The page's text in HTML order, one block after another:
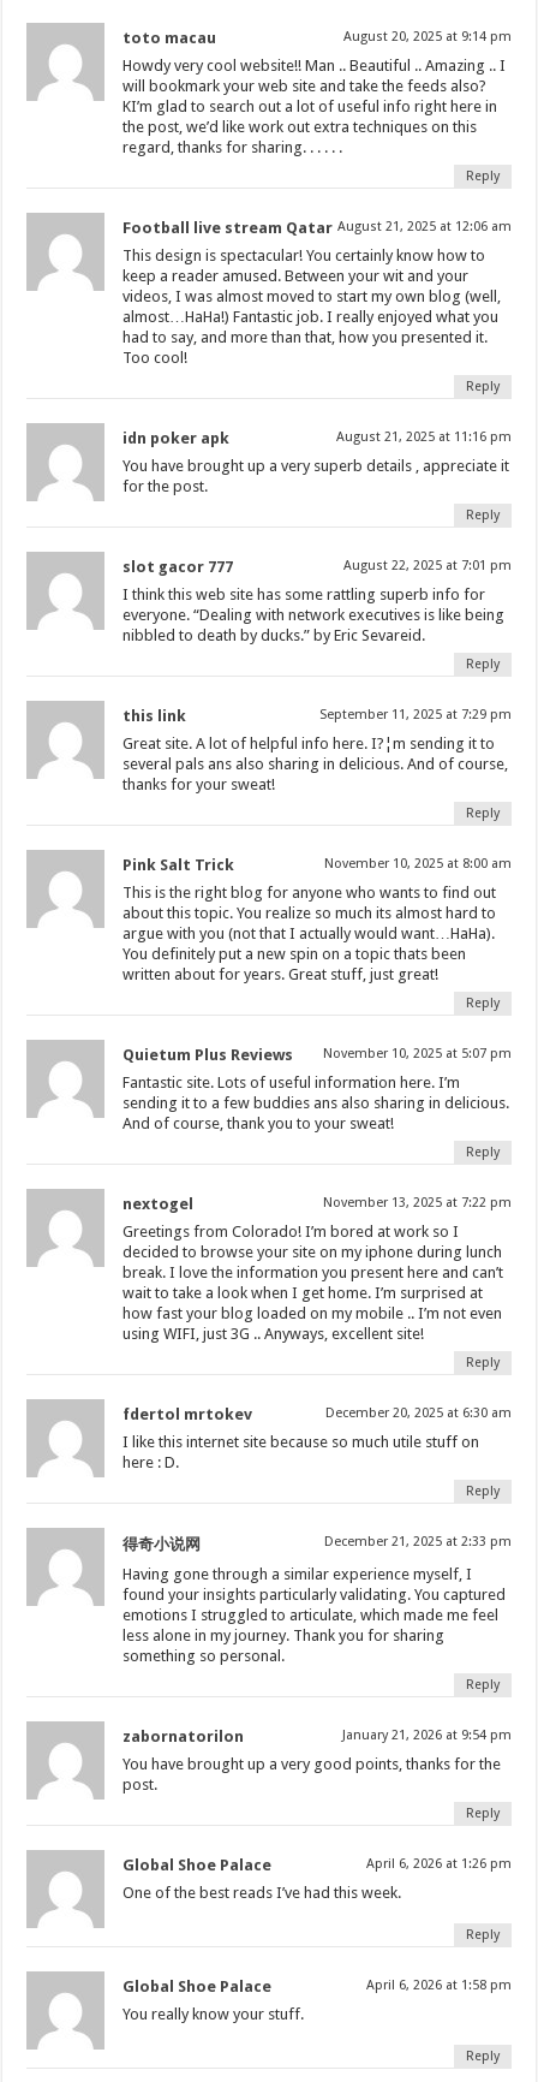
toto macau August 20, 2025 at 9:14 pm
Howdy very cool website!! Man .. Beautiful .. Amazing .. I
will bookmark your web site and take the feeds also?
KI’m glad to search out a lot of useful info right here in
the post, we’d like work out extra techniques on this
regard, thanks for sharing. . . . . .
Reply
Football live stream Qatar August 21, 2025 at 12:06 am
This design is spectacular! You certainly know how to
keep a reader amused. Between your wit and your
videos, I was almost moved to start my own blog (well,
almost…HaHa!) Fantastic job. I really enjoyed what you
had to say, and more than that, how you presented it.
Too cool!
Reply
idn poker apk August 21, 2025 at 11:16 pm
You have brought up a very superb details , appreciate it
for the post.
Reply
slot gacor 777 August 22, 2025 at 7:01 pm
I think this web site has some rattling superb info for
everyone. “Dealing with network executives is like being
nibbled to death by ducks.” by Eric Sevareid.
Reply
this link September 11, 2025 at 7:29 pm
Great site. A lot of helpful info here. I?¦m sending it to
several pals ans also sharing in delicious. And of course,
thanks for your sweat!
Reply
Pink Salt Trick November 10, 2025 at 8:00 am
This is the right blog for anyone who wants to find out
about this topic. You realize so much its almost hard to
argue with you (not that I actually would want…HaHa).
You definitely put a new spin on a topic thats been
written about for years. Great stuff, just great!
Reply
Quietum Plus Reviews November 10, 2025 at 5:07 pm
Fantastic site. Lots of useful information here. I’m
sending it to a few buddies ans also sharing in delicious.
And of course, thank you to your sweat!
Reply
nextogel November 13, 2025 at 7:22 pm
Greetings from Colorado! I’m bored at work so I
decided to browse your site on my iphone during lunch
break. I love the information you present here and can’t
wait to take a look when I get home. I’m surprised at
how fast your blog loaded on my mobile .. I’m not even
using WIFI, just 3G .. Anyways, excellent site!
Reply
fdertol mrtokev December 20, 2025 at 6:30 am
I like this internet site because so much utile stuff on
here : D.
Reply
得奇小说网 December 21, 2025 at 2:33 pm
Having gone through a similar experience myself, I
found your insights particularly validating. You captured
emotions I struggled to articulate, which made me feel
less alone in my journey. Thank you for sharing
something so personal.
Reply
zabornatorilon January 21, 2026 at 9:54 pm
You have brought up a very good points, thanks for the
post.
Reply
Global Shoe Palace April 6, 2026 at 1:26 pm
One of the best reads I’ve had this week.
Reply
Global Shoe Palace April 6, 2026 at 1:58 pm
You really know your stuff.
Reply